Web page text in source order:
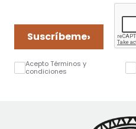
Suscríbeme›
Acepto Términos y
condiciones